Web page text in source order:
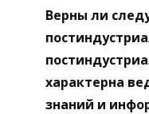
Верны ли
характерна
знаний и